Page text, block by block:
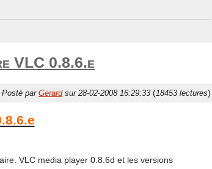
VLC 0.8.6.e
Posté par Gerard sur 28-02-2008 16:29:33 (18453 lectures)
VLC media player 0.8.6d et les versions